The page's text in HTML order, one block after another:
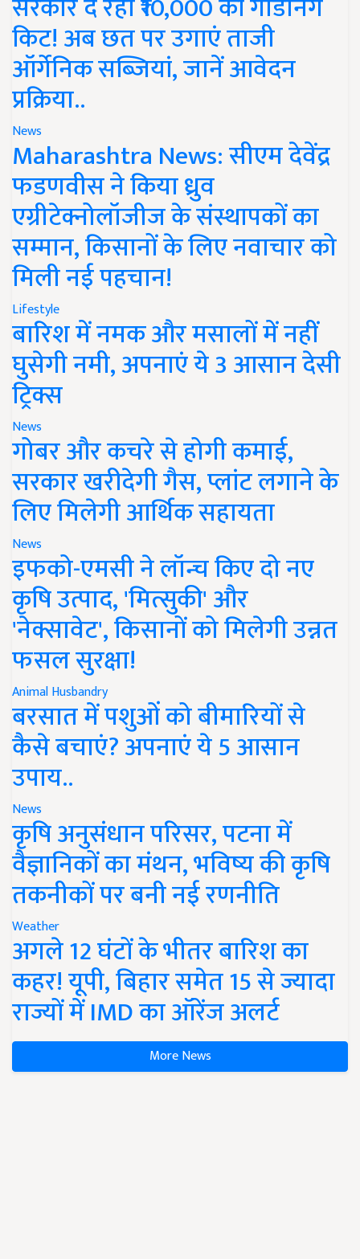
किट! अब छत पर उगाएं ताजी
ऑर्गेनिक सब्जियां, जानें आवेदन
प्रक्रिया..
News
Maharashtra News: सीएम देवेंद्र
फडणवीस ने किया ध्रुव
एग्रीटेक्नोलॉजीज के संस्थापकों का
सम्मान, किसानों के लिए नवाचार को
मिली नई पहचान!
Lifestyle
बारिश में नमक और मसालों में नहीं
घुसेगी नमी, अपनाएं ये 3 आसान देसी
ट्रिक्स
News
गोबर और कचरे से होगी कमाई,
सरकार खरीदेगी गैस, प्लांट लगाने के
लिए मिलेगी आर्थिक सहायता
News
इफको-एमसी ने लॉन्च किए दो नए
कृषि उत्पाद, 'मित्सुकी' और
'नेक्सावेट', किसानों को मिलेगी उन्नत
फसल सुरक्षा!
Animal Husbandry
बरसात में पशुओं को बीमारियों से
कैसे बचाएं? अपनाएं ये 5 आसान
उपाय..
News
कृषि अनुसंधान परिसर, पटना में
वैज्ञानिकों का मंथन, भविष्य की कृषि
तकनीकों पर बनी नई रणनीति
Weather
अगले 12 घंटों के भीतर बारिश का
कहर! यूपी, बिहार समेत 15 से ज्यादा
राज्यों में IMD का ऑरेंज अलर्ट
More News